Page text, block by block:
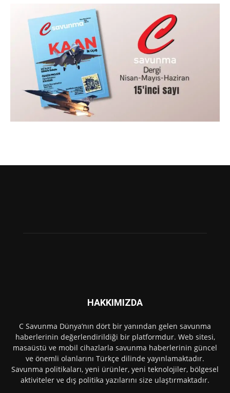
HAKKIMIZDA
C Savunma Dünya’nın dört bir yanından gelen savunma
haberlerinin değerlendirildiği bir platformdur. Web sitesi,
masaüstü ve mobil cihazlarla savunma haberlerinin güncel
ve önemli olanlarını Türkçe dilinde yayınlamaktadır.
Savunma politikaları, yeni ürünler, yeni teknolojiler, bölgesel
aktiviteler ve dış politika yazılarını size ulaştırmaktadır.